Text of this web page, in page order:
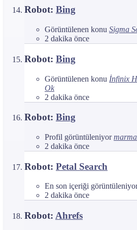
Robot: Bing
Görüntülenen konu Sigma
2 dakika önce
Robot: Bing
Görüntülenen konu İnfinix
Ok
2 dakika önce
Robot: Bing
Profil görüntüleniyor
2 dakika önce
Robot: Petal Search
En son içeriği
2 dakika önce
Robot: Ahrefs